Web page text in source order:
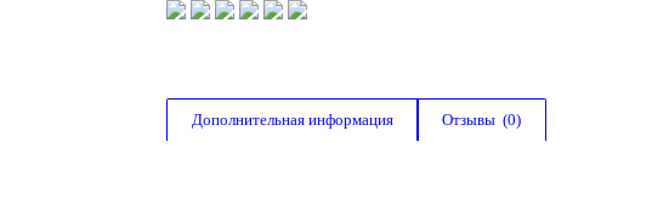
Дополнительная информация Отзывы  (0)